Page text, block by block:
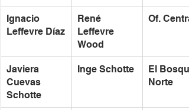
Ignacio
Leffevre Díaz
René
Leffevre
Wood
Of.
Javiera
Cuevas
Schotte
Inge Schotte
El
Norte